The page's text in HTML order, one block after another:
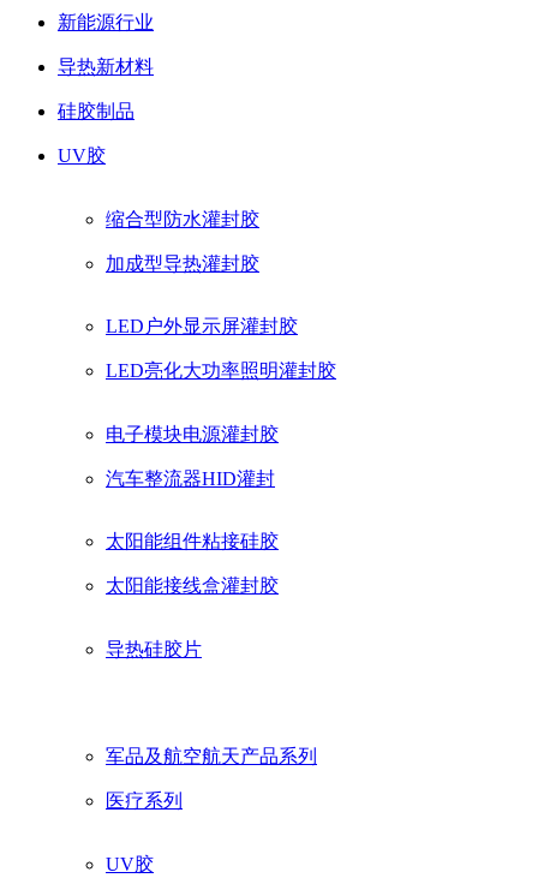
新能源行业
导热新材料
硅胶制品
UV胶
缩合型防水灌封胶
加成型导热灌封胶
电磁波屏蔽材料
LED户外显示屏灌封胶
LED亮化大功率照明灌封胶
电子模块电源灌封胶
汽车整流器HID灌封
电熨斗耐高温密封硅胶
LED路灯电源灌封胶
线路板保护胶
太阳能组件粘接硅胶
太阳能接线盒灌封胶
导热硅胶片
军品及航空航天产品系列
医疗系列
UV胶